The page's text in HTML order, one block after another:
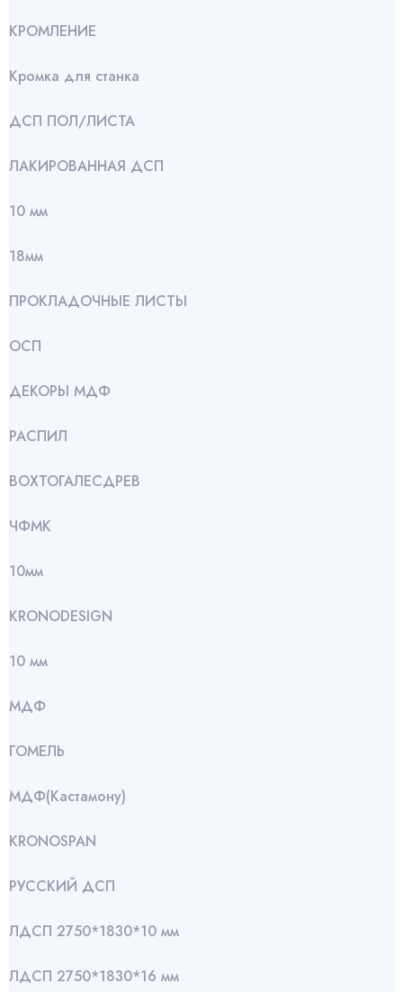
КРОМЛЕНИЕ
Кромка для станка
ДСП ПОЛ/ЛИСТА
ЛАКИРОВАННАЯ ДСП
10 мм
18мм
ПРОКЛАДОЧНЫЕ ЛИСТЫ
ОСП
ДЕКОРЫ МДФ
РАСПИЛ
ВОХТОГАЛЕСДРЕВ
ЧФМК
10мм
KRONODESIGN
10 мм
МДФ
ГОМЕЛЬ
МДФ(Кастамону)
KRONOSPAN
РУССКИЙ ДСП
ЛДСП 2750*1830*10 мм
ЛДСП 2750*1830*16 мм